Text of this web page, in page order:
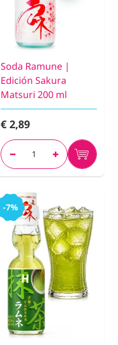
Soda Ramune |
Edición Sakura
Matsuri 200 ml
€ 2,89
-7%